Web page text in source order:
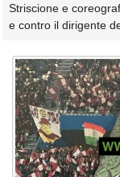
Striscione e
e contro il dirigente